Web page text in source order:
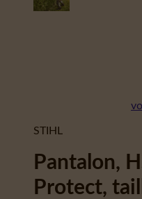
STIHL
Pantalon,
Protect,